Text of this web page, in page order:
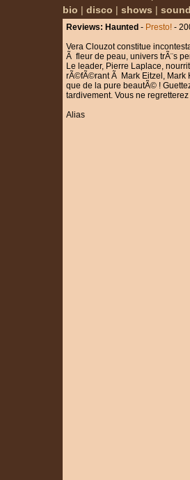
bio | disco | shows | sound
Reviews: Haunted - Presto! -
Vera Clouzot constitue
Ã fleur de peau, univers trÃ¨s
Le leader, Pierre Laplace,
rÃ©fÃ©rant Ã Mark Eitzel, Mark
que de la pure beautÃ© !
tardivement. Vous ne
Alias